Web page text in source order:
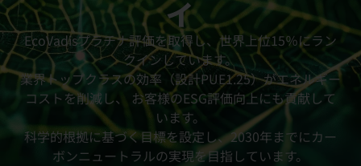
EcoVadisプラチナ評価を取得し、世界上位15％にラン
クインしています。
業界トップクラスの効率（設計PUE1.25）がエネルギー
コストを削減し、 お客様のESG評価向上にも貢献して
います。
科学的根拠に基づく目標を設定し、2030年までにカー
ボンニュートラルの実現を目指しています。